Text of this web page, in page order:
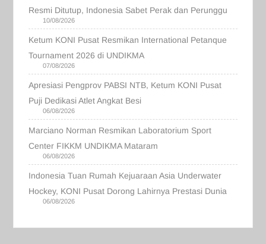
Resmi Ditutup, Indonesia Sabet Perak dan Perunggu
10/08/2026
Ketum KONI Pusat Resmikan International Petanque
Tournament 2026 di UNDIKMA
07/08/2026
Apresiasi Pengprov PABSI NTB, Ketum KONI Pusat
Puji Dedikasi Atlet Angkat Besi
06/08/2026
Marciano Norman Resmikan Laboratorium Sport
Center FIKKM UNDIKMA Mataram
06/08/2026
Indonesia Tuan Rumah Kejuaraan Asia Underwater
Hockey, KONI Pusat Dorong Lahirnya Prestasi Dunia
06/08/2026